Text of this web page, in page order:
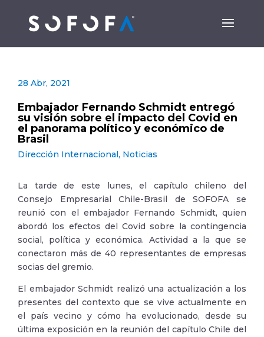
28 Abr, 2021
Embajador Fernando Schmidt entregó
su visión sobre el impacto del Covid en
el panorama político y económico de
Brasil
Dirección Internacional, Noticias
La tarde de este lunes, el capítulo chileno del
Consejo Empresarial Chile-Brasil de SOFOFA se
reunió con el embajador Fernando Schmidt, quien
abordó los efectos del Covid sobre la contingencia
social, política y económica. Actividad a la que se
conectaron más de 40 representantes de empresas
socias del gremio.
El embajador Schmidt realizó una actualización a los
presentes del contexto que se vive actualmente en
el país vecino y cómo ha evolucionado, desde su
última exposición en la reunión del capítulo Chile del